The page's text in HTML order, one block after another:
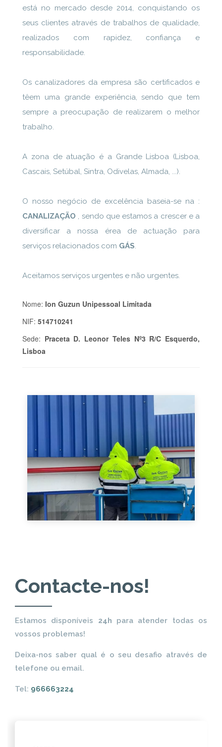
está no mercado desde 2014, conquistando os
seus clientes através de trabalhos de qualidade,
realizados com rapidez, confiança e
responsabilidade.
Os canalizadores da empresa são certificados e
têem uma grande experiência, sendo que tem
sempre a preocupação de realizarem o melhor
trabalho.
A zona de atuação é a Grande Lisboa (Lisboa,
Cascais, Setúbal, Sintra, Odivelas, Almada, ...).
O nosso negócio de excelência baseia-se na :
CANALIZAÇÃO , sendo que estamos a crescer e a
diversificar a nossa érea de actuação para
serviços relacionados com GÁS
Aceitamos serviços urgentes e não urgentes.
Nome: Ion Guzun Unipessoal Limitada
NIF: 514710241
Sede: Praceta D. Leonor Teles Nº3 R/C Esquerdo,
Lisboa
Contacte-nos!
Estamos disponíveis 24h para atender todas os
vossos problemas!
Deixa-nos saber qual é o seu desafio através de
telefone ou email.
Tel: 966663224